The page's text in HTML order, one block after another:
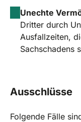
Unechte
Dritter durch
Ausfallzeiten,
Sachschadens
Ausschlüsse
Folgende Fälle